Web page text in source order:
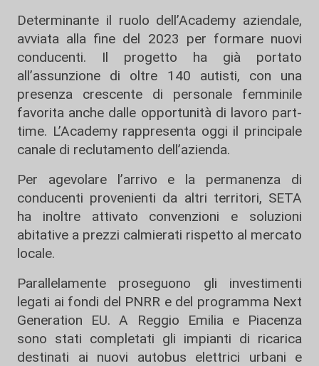
Determinante il ruolo dell’Academy aziendale,
avviata alla fine del 2023 per formare nuovi
conducenti. Il progetto ha già portato
all’assunzione di oltre 140 autisti, con una
presenza crescente di personale femminile
favorita anche dalle opportunità di lavoro part-
time. L’Academy rappresenta oggi il principale
canale di reclutamento dell’azienda.
Per agevolare l’arrivo e la permanenza di
conducenti provenienti da altri territori, SETA
ha inoltre attivato convenzioni e soluzioni
abitative a prezzi calmierati rispetto al mercato
locale.
Parallelamente proseguono gli investimenti
legati ai fondi del PNRR e del programma Next
Generation EU. A Reggio Emilia e Piacenza
sono stati completati gli impianti di ricarica
destinati ai nuovi autobus elettrici urbani e